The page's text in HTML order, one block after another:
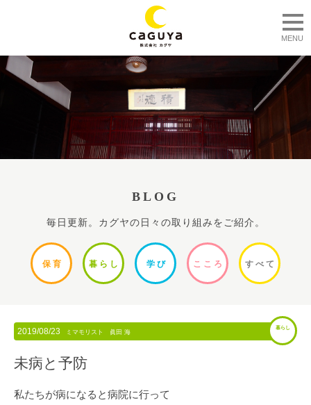
MENU
BLOG
毎日更新。カグヤの日々の取り組みをご紹介。
保 育 暮ら し 学 び ここ ろ すべて
2019/08/23 ミマモリスト 眞田 海
暮らし
未病と予防
私たちが病になると病院に行って